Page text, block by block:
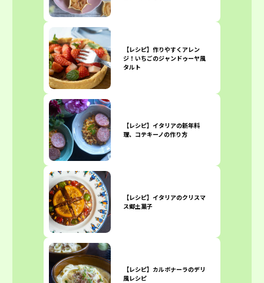
【レシピ】作りやすくアレン
ジ！いちごのジャンドゥーヤ風
タルト
【レシピ】イタリアの新年料
理、コテキーノの作り方
【レシピ】イタリアのクリスマ
ス郷土菓子
【レシピ】カルボナーラのデリ
風レシピ